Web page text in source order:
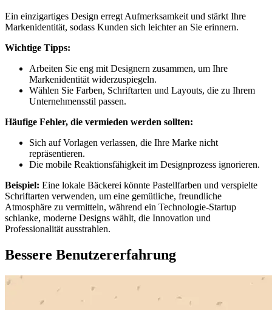
Ein einzigartiges Design erregt Aufmerksamkeit und stärkt Ihre
Markenidentität, sodass Kunden sich leichter an Sie erinnern.
Wichtige Tipps:
Arbeiten Sie eng mit Designern zusammen, um Ihre
Markenidentität widerzuspiegeln.
Wählen Sie Farben, Schriftarten und Layouts, die zu Ihrem
Unternehmensstil passen.
Häufige Fehler, die vermieden werden sollten:
Sich auf Vorlagen verlassen, die Ihre Marke nicht
repräsentieren.
Die mobile Reaktionsfähigkeit im Designprozess ignorieren.
Beispiel: Eine lokale Bäckerei könnte Pastellfarben und verspielte
Schriftarten verwenden, um eine gemütliche, freundliche
Atmosphäre zu vermitteln, während ein Technologie-Startup
schlanke, moderne Designs wählt, die Innovation und
Professionalität ausstrahlen.
Bessere Benutzererfahrung